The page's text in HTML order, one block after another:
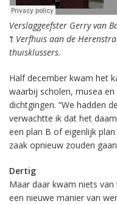
Verslaggeefster Gerry van
’t Verfhuis aan de
thuisklussers.
Half december kwam het
waarbij scholen, musea
dichtgingen. “We hadden
verwachtte ik dat het
een plan B of eigenlijk
zaak opnieuw zouden
Dertig
Maar daar kwam niets
een nieuwe manier van